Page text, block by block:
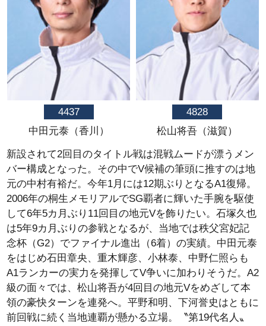
4437
中田元泰（香川）
4828
松山将吾（滋賀）
新設されて2回目のタイトル戦は混戦ムードが漂うメン
バー構成となった。その中でV候補の筆頭に推すのは地
元の中村有裕だ。今年1月には12期ぶりとなるA1復帰。
2006年の桐生メモリアルでSG覇者に輝いた手腕を駆使
して6年5カ月ぶり11回目の地元Vを飾りたい。石塚久也
は5年9カ月ぶりの参戦となるが、当地では秩父宮妃記
念杯（G2）でファイナル進出（6着）の実績。中田元泰
をはじめ石田章央、重木輝彦、小林泰、中野仁照らも
A1ランカーの実力を発揮してV争いに加わりそうだ。A2
級の面々では、松山将吾が4回目の地元Vをめざして本
領の豪快ターンを連発へ。平野和明、下河誉史はともに
前回戦に続く当地連覇が懸かる立場。〝第19代名人〟